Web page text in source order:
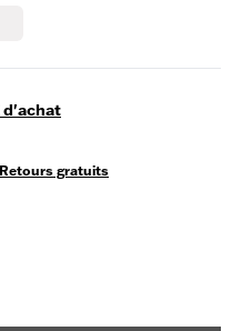
d'achat
Retours gratuits